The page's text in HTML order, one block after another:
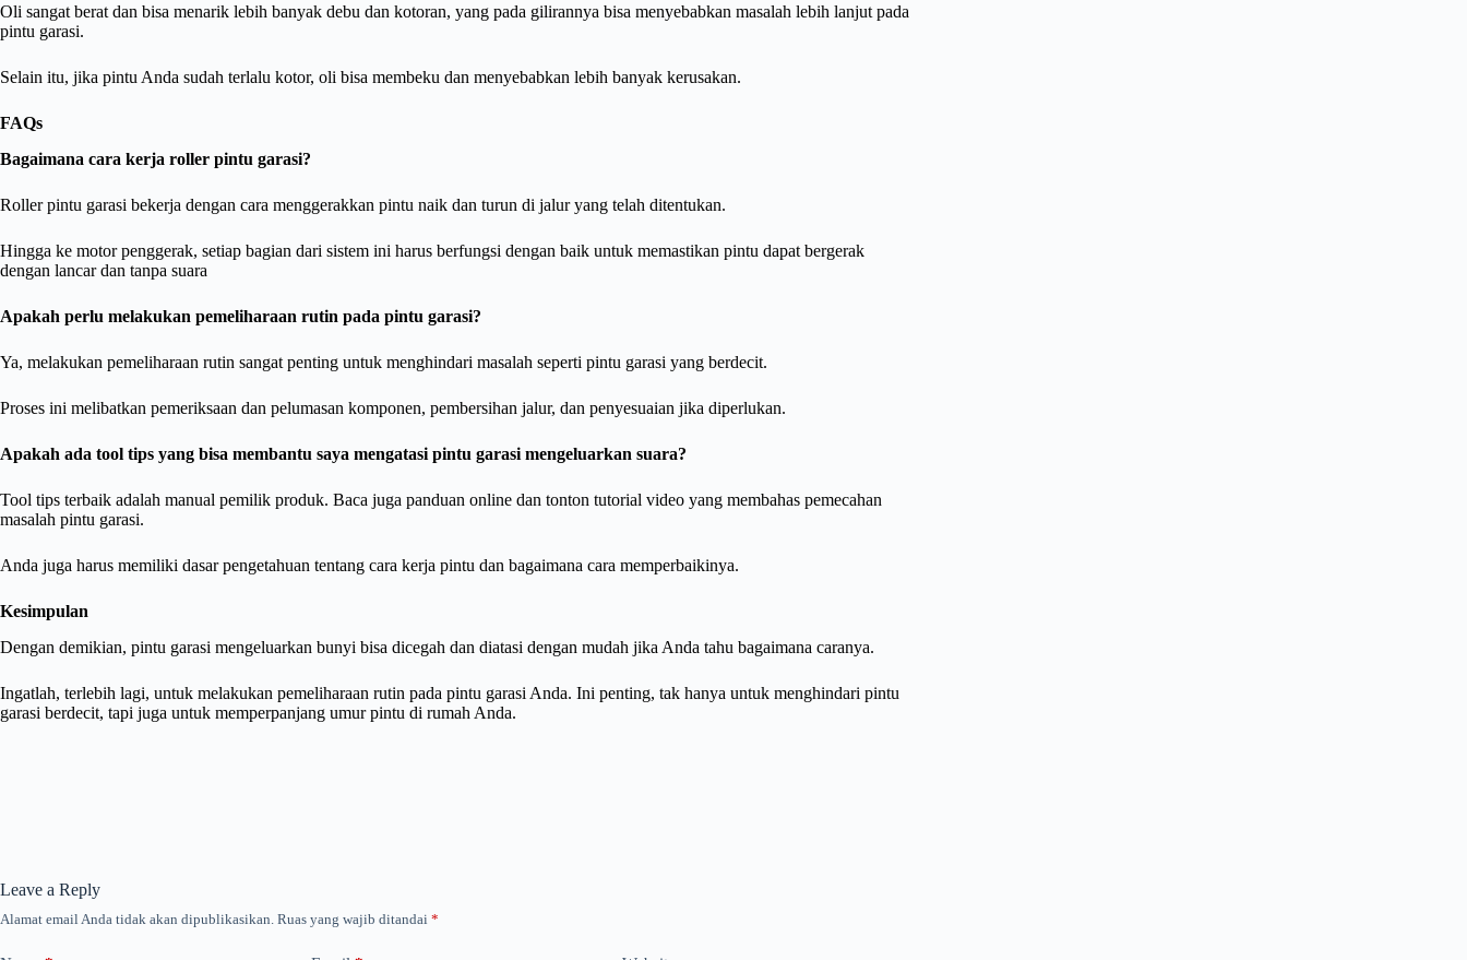
Oli sangat berat dan bisa menarik lebih banyak debu dan kotoran, yang pada gilirannya bisa menyebabkan masalah lebih lanjut pada
pintu garasi.
Selain itu, jika pintu Anda sudah terlalu kotor, oli bisa membeku dan menyebabkan lebih banyak kerusakan.
FAQs
Bagaimana cara kerja roller pintu garasi?
Roller pintu garasi bekerja dengan cara menggerakkan pintu naik dan turun di jalur yang telah ditentukan.
Hingga ke motor penggerak, setiap bagian dari sistem ini harus berfungsi dengan baik untuk memastikan pintu dapat bergerak
dengan lancar dan tanpa suara
Apakah perlu melakukan pemeliharaan rutin pada pintu garasi?
Ya, melakukan pemeliharaan rutin sangat penting untuk menghindari masalah seperti pintu garasi yang berdecit.
Proses ini melibatkan pemeriksaan dan pelumasan komponen, pembersihan jalur, dan penyesuaian jika diperlukan.
Apakah ada tool tips yang bisa membantu saya mengatasi pintu garasi mengeluarkan suara?
Tool tips terbaik adalah manual pemilik produk. Baca juga panduan online dan tonton tutorial video yang membahas pemecahan
masalah pintu garasi.
Anda juga harus memiliki dasar pengetahuan tentang cara kerja pintu dan bagaimana cara memperbaikinya.
Kesimpulan
Dengan demikian, pintu garasi mengeluarkan bunyi bisa dicegah dan diatasi dengan mudah jika Anda tahu bagaimana caranya.
Ingatlah, terlebih lagi, untuk melakukan pemeliharaan rutin pada pintu garasi Anda. Ini penting, tak hanya untuk menghindari pintu
garasi berdecit, tapi juga untuk memperpanjang umur pintu di rumah Anda.
Leave a Reply
Alamat email Anda tidak akan dipublikasikan. Ruas yang wajib ditandai *